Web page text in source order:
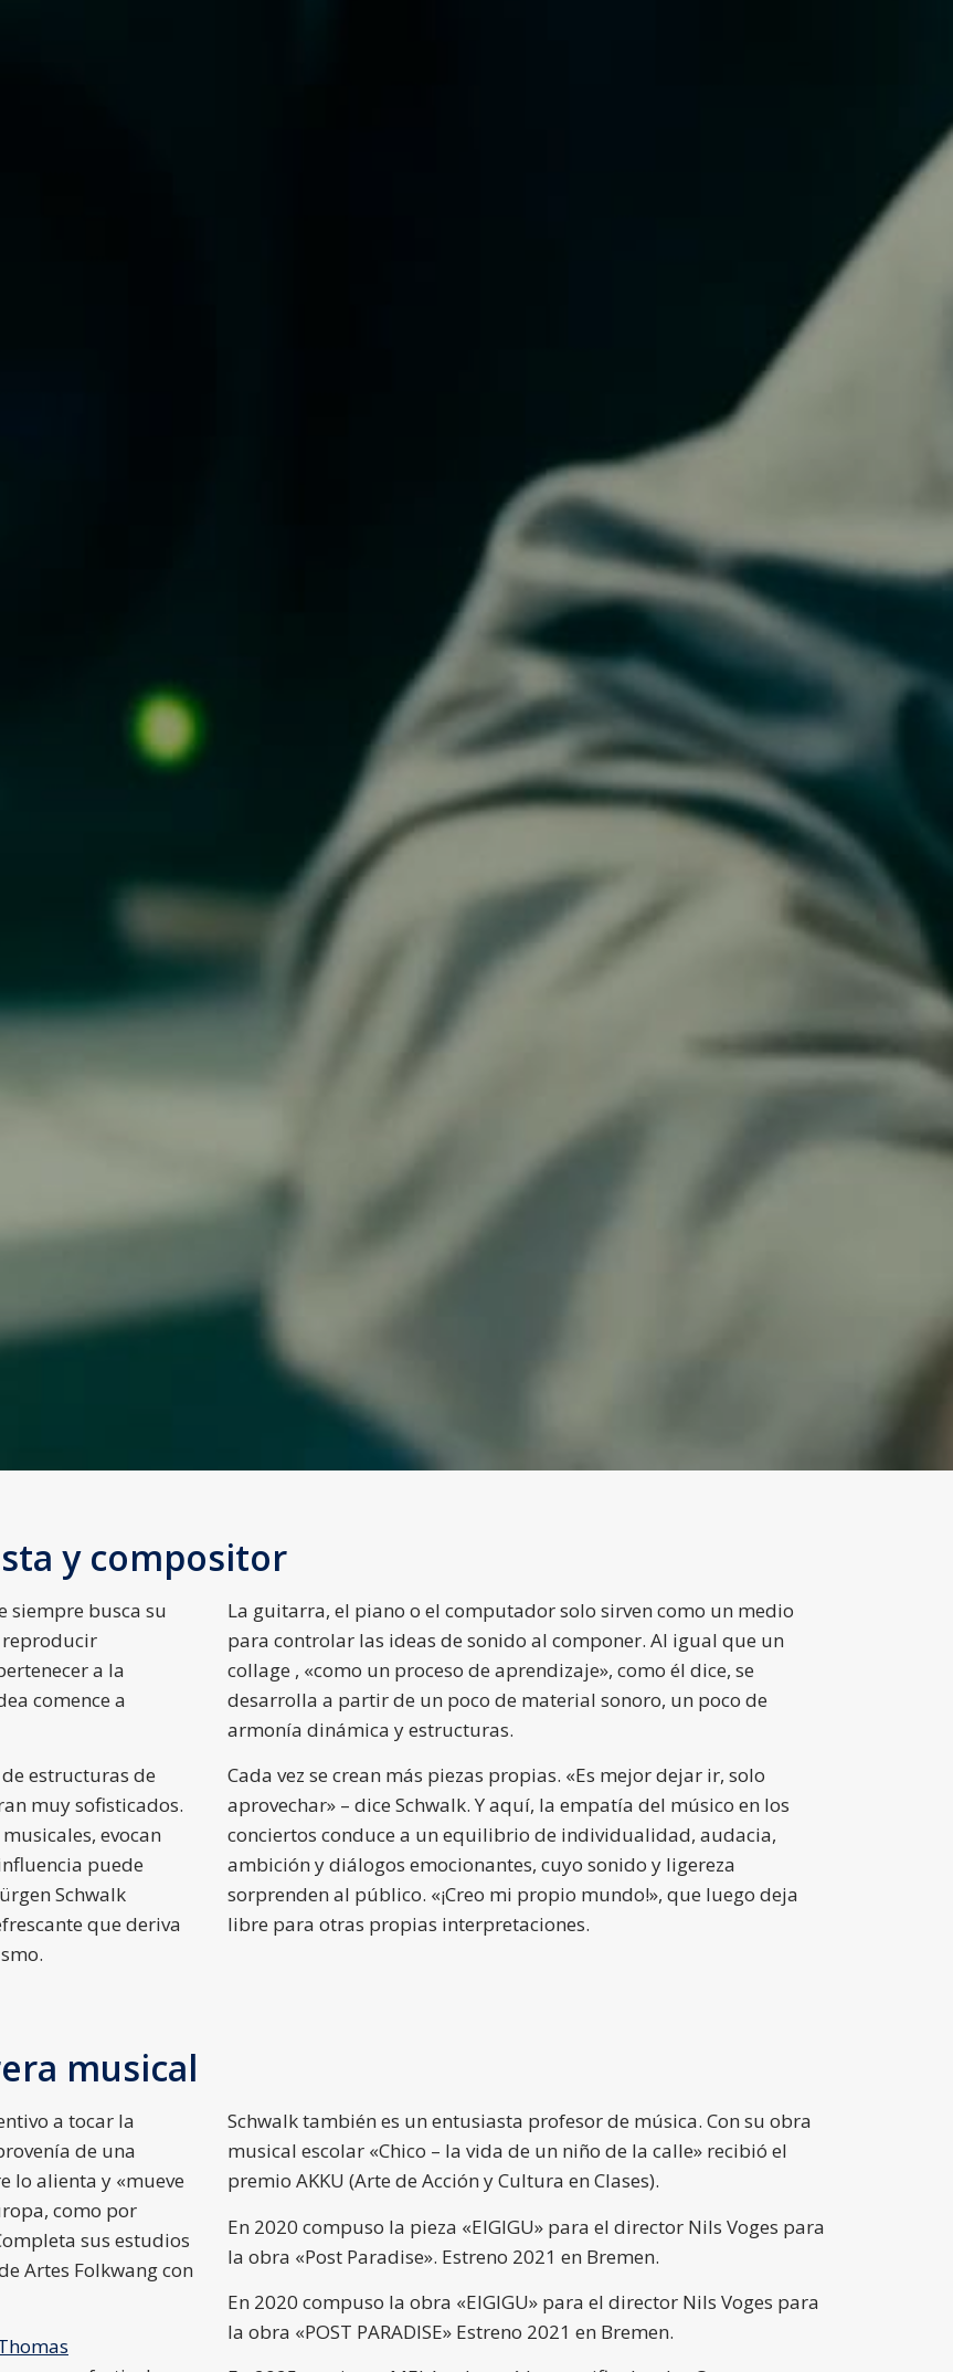
y compositor
siempre busca su
reproducir
a la
comence a
estructuras de
muy sofisticados.
evocan
puede
Schwalk
que deriva
La guitarra, el piano o el computador solo sirven como un medio
para controlar las ideas de sonido al componer. Al igual que un
collage , «como un proceso de aprendizaje», como él dice, se
desarrolla a partir de un poco de material sonoro, un poco de
armonía dinámica y estructuras.
Cada vez se crean más piezas propias. «Es mejor dejar ir, solo
aprovechar» – dice Schwalk. Y aquí, la empatía del músico en los
conciertos conduce a un equilibrio de individualidad, audacia,
ambición y diálogos emocionantes, cuyo sonido y ligereza
sorprenden al público. «¡Creo mi propio mundo!», que luego deja
libre para otras propias interpretaciones.
musical
a tocar la
de una
lo alienta y «mueve
como por
sus estudios
Artes Folkwang con
Schwalk también es un entusiasta profesor de música. Con su obra
musical escolar «Chico – la vida de un niño de la calle» recibió el
premio AKKU (Arte de Acción y Cultura en Clases).
En 2020 compuso la pieza «EIGIGU» para el director Nils Voges para
la obra «Post Paradise». Estreno 2021 en Bremen.
En 2020 compuso la obra «EIGIGU» para el director Nils Voges para
la obra «POST PARADISE» Estreno 2021 en Bremen.